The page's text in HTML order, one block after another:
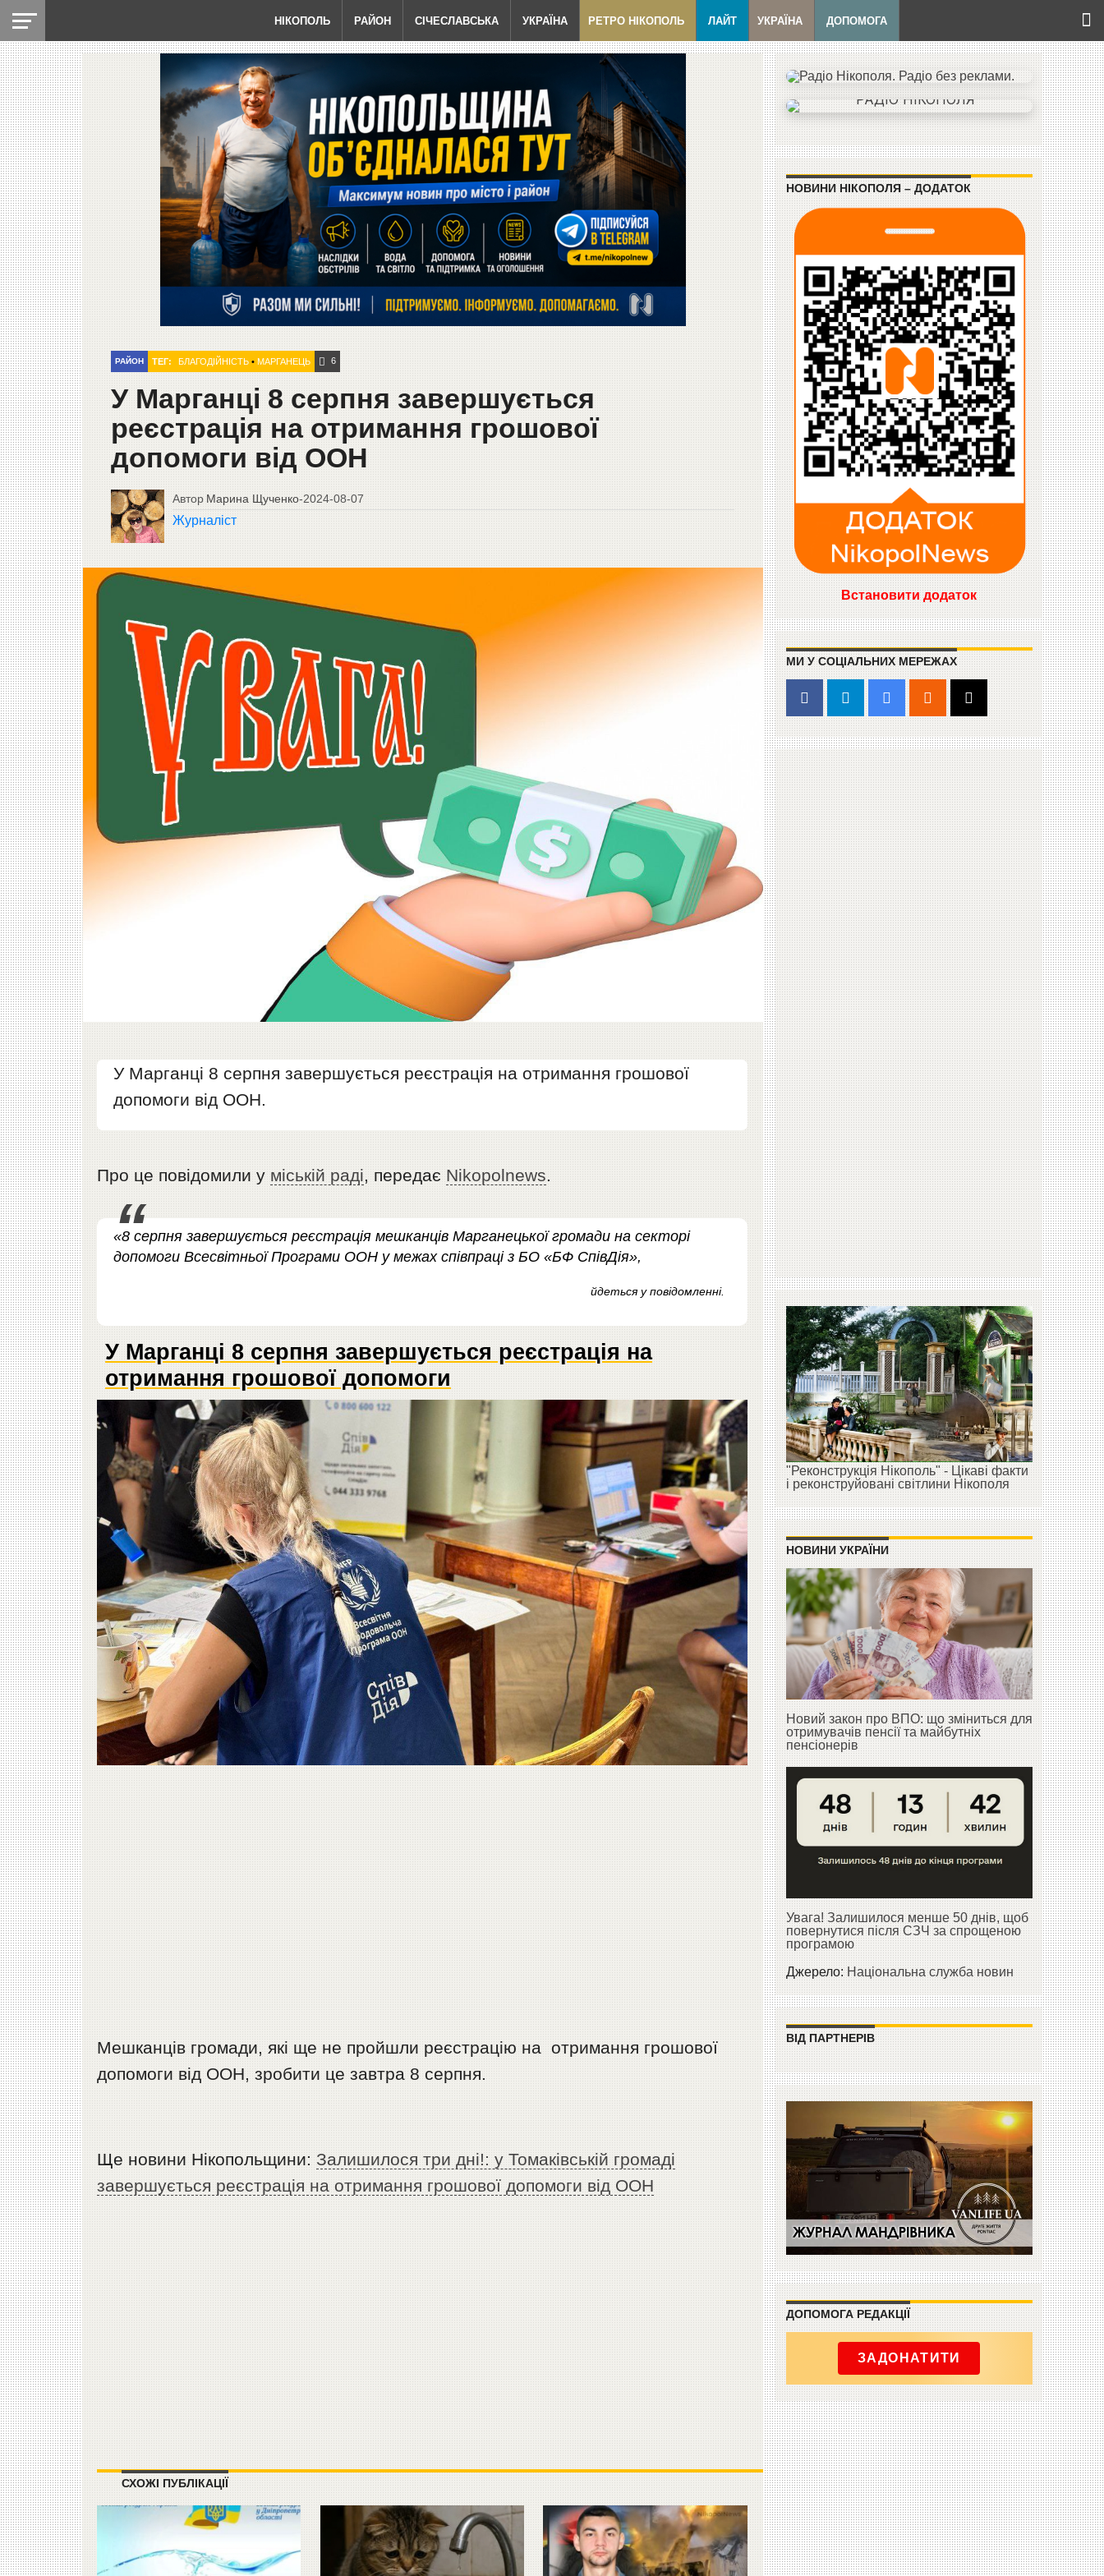
НІКОПОЛЬ РАЙОН СІЧЕСЛАВСЬКА УКРАЇНА РЕТРО НІКОПОЛЬ ЛАЙТ УКРАЇНА ДОПОМОГА
РАЙОН ТЕГ: БЛАГОДІЙНІСТЬ• МАРГАНЕЦЬ 6
У Марганці 8 серпня завершується
реєстрація на отримання грошової
допомоги від ООН
Автор Марина Щученко-2024-08-07
Журналіст
У Марганці 8 серпня завершується реєстрація на отримання грошової
допомоги від ООН.
Про це повідомили у міській раді, передає Nikopolnews.
«8 серпня завершується реєстрація мешканців Марганецької громади на секторі
допомоги Всесвітньої Програми ООН у межах співпраці з БО «БФ СпівДія»,
йдеться у повідомленні.
У Марганці 8 серпня завершується реєстрація на
отримання грошової допомоги
Мешканців громади, які ще не пройшли реєстрацію на отримання грошової
допомоги від ООН, зробити це завтра 8 серпня.
Ще новини Нікопольщини:Залишилося три дні!: у Томаківській громаді
завершується реєстрація на отримання грошової допомоги від ООН
СХОЖІ ПУБЛІКАЦІЇ
НОВИНИ НІКОПОЛЯ – ДОДАТОК
Встановити додаток
МИ У СОЦІАЛЬНИХ МЕРЕЖАХ
"Реконструкція Нікополь" - Цікаві факти
і реконструйовані світлини Нікополя
НОВИНИ УКРАЇНИ
Новий закон про ВПО: що зміниться для
отримувачів пенсії та майбутніх
пенсіонерів
Увага! Залишилося менше 50 днів, щоб
повернутися після СЗЧ за спрощеною
програмою
Джерело:Національна служба новин
ВІД ПАРТНЕРІВ
ДОПОМОГА РЕДАКЦІЇ
ЗАДОНАТИТИ